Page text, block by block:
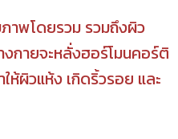
าพโดยรวม รวมถึงผิว
กายจะหลั่งฮอร์โมนคอร์ติ
ห้ผิวแห้ง เกิดริ้วรอย และ